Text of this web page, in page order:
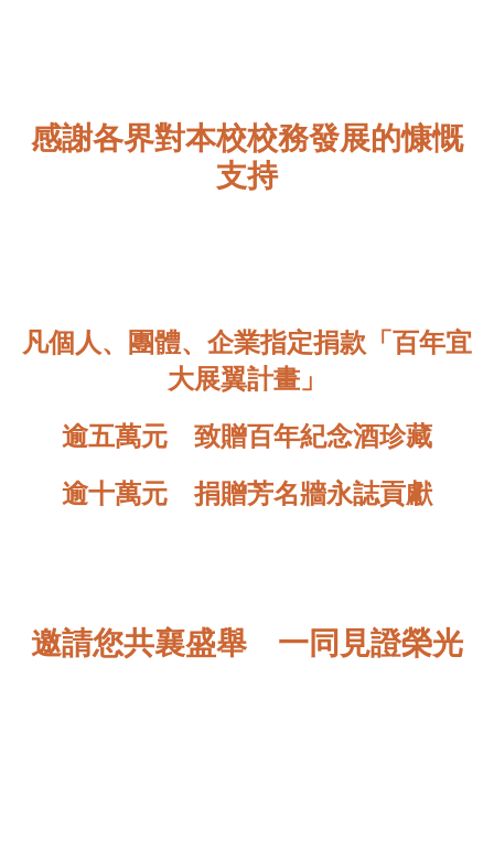
感謝各界對本校校務發展的慷慨
支持
凡個人、團體、企業指定捐款「百年宜
大展翼計畫」
逾五萬元 致贈百年紀念酒珍藏
逾十萬元 捐贈芳名牆永誌貢獻
邀請您共襄盛舉 一同見證榮光